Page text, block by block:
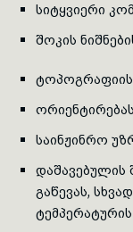
სიტყვიერი
შოკის
ტოპოგრაფიის
საინჟინრო
დაშავებულის
გაწევას,